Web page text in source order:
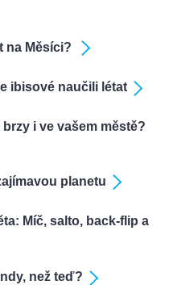
na Měsíci?
ibisové naučili létat
i ve vašem městě?
planetu
Míč, salto, back-flip a
než teď?